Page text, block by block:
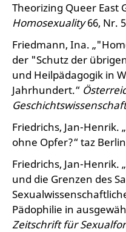
Theorizing Queer East
Homosexuality66, Nr.
Friedmann, Ina.
der "Schutz der
und Heilpädagogik in
Jahrhundert.“
Friedrichs, Jan-Henrik.
ohne Opfer?“ taz
Friedrichs, Jan-Henrik.
und die Grenzen des
Pädophilie in
Zeitschrift für